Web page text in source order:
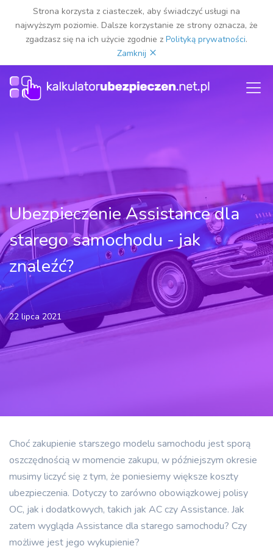
Strona korzysta z ciasteczek, aby świadczyć usługi na
najwyższym poziomie. Dalsze korzystanie ze strony oznacza, że
zgadzasz się na ich użycie zgodnie z Polityką prywatności.
Zamknij ×
Ubezpieczenie Assistance dla
starego samochodu - jak
znaleźć?
22 lipca 2021
Choć zakupienie starszego modelu samochodu jest sporą
oszczędnością w momencie zakupu, w późniejszym okresie
musimy liczyć się z tym, że poniesiemy większe koszty
ubezpieczenia. Dotyczy to zarówno obowiązkowej polisy
OC, jak i dodatkowych, takich jak AC czy Assistance. Jak
zatem wygląda Assistance dla starego samochodu? Czy
możliwe jest jego wykupienie?